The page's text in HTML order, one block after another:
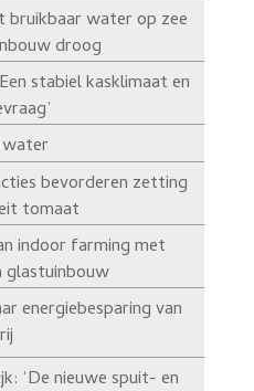
bruikbaar water op zee
droog
stabiel kasklimaat en
bevorderen zetting
tomaat
indoor farming met
glastuinbouw
energiebesparing van
‘De nieuwe spuit- en